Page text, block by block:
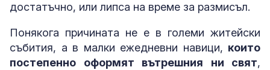
достатъчно, или липса на време за размисъл.
Понякога причината не е в големи житейски
събития, а в малки ежедневни навици, които
постепенно оформят вътрешния ни свят,